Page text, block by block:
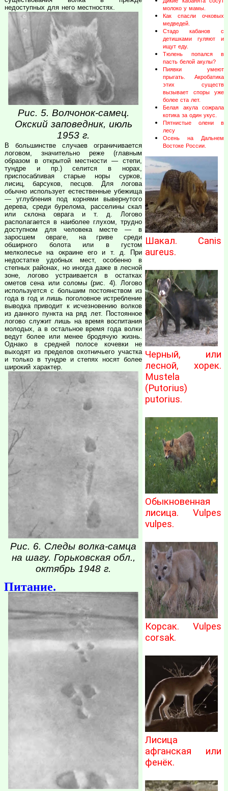
недоступных для него местностях.
Рис. 5. Волчонок-самец.
Окский заповедник, июль
1953 г.
В большинстве случаев ограничивается
логовом, значительно реже (главным
образом в открытой местности — степи,
тундре и пр.) селится в норах,
приспосабливая старые норы сурков,
лисиц, барсуков, песцов. Для логова
обычно использует естественные убежища
— углубления под корнями вывернутого
дерева, среди бурелома, расселины скал
или склона оврага и т. д. Логово
располагается в наиболее глухом, трудно
доступном для человека месте — в
заросшем овраге, на гриве среди
обширного болота или в густом
мелколесье на окраине его и т. д. При
недостатке удобных мест, особенно в
степных районах, но иногда даже в лесной
зоне, логово устраивается в остатках
ометов сена или соломы (рис. 4). Логово
используется с большим постоянством из
года в год и лишь поголовное истребление
выводка приводит к исчезновению волков
из данного пункта на ряд лет. Постоянное
логово служит лишь на время воспитания
молодых, а в остальное время года волки
ведут более или менее бродячую жизнь.
Однако в средней полосе кочевки не
выходят из пределов охотничьего участка
и только в тундре и степях носят более
широкий характер.
Рис. 6. Следы волка-самца
на шагу. Горьковская обл.,
октябрь 1948 г.
Питание.
молоко у мамы.
Как спасли очковых
медведей.
Стадо кабанов с
детишками гуляют и
ищут еду.
Тюлень попался в
пасть белой акулы?
Пиявки умеют
прыгать. Акробатика
этих существ
вызывает споры уже
более ста лет.
Белая акула сожрала
котика за один укус.
Пятнистые олени в
лесу
Осень на Дальнем
Востоке России.
Шакал. Canis
aureus.
Черный, или
лесной, хорек.
Mustela
(Putorius)
putorius.
Обыкновенная
лисица. Vulpes
vulpes.
Корсак. Vulpes
corsak.
Лисица
афганская или
фенёк.